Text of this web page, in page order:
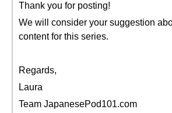
Thank you for posting!
We will consider your suggestion
content for this series.
Regards,
Laura
Team JapanesePod101.com